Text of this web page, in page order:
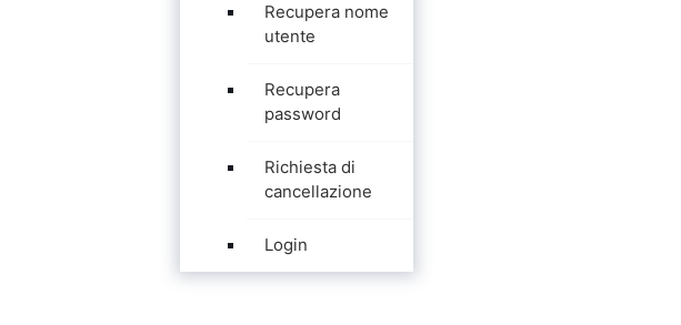
Recupera nome
utente
Recupera
password
Richiesta di
cancellazione
Login